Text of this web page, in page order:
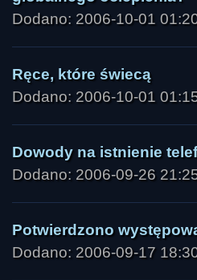
Dodano: 2006-10-01
Ręce, które świecą
Dodano: 2006-10-01
Dowody na istnienie
Dodano: 2006-09-26
Potwierdzono
Dodano: 2006-09-17